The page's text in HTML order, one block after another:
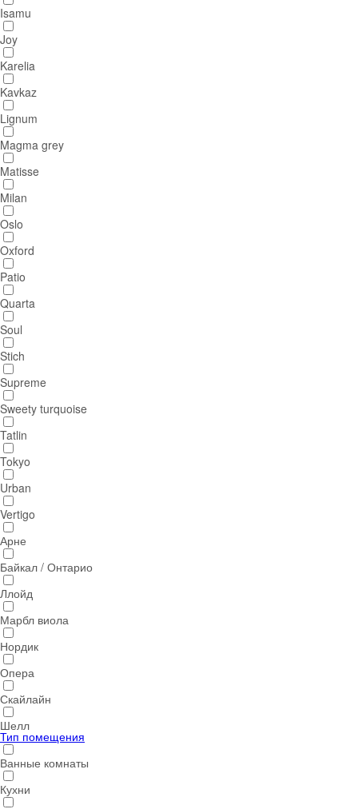
Isamu
Joy
Karelia
Kavkaz
Lignum
Magma grey
Matisse
Milan
Oslo
Oxford
Patio
Quarta
Soul
Stich
Supreme
Sweety turquoise
Tatlin
Tokyo
Urban
Vertigo
Арне
Байкал / Онтарио
Ллойд
Марбл виола
Нордик
Опера
Скайлайн
Шелл
Тип помещения
Ванные комнаты
Кухни